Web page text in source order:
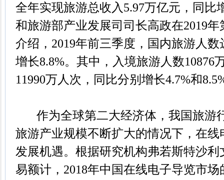
全年实现旅游总收入5.97万亿元，同比
和旅游部产业发展司司长高政在2019
介绍，2019年前三季度，国内旅游人数
增长8.8%。其中，入境旅游人数10876
11990万人次，同比分别增长4.7%和
作为全球第二大经济体，我国旅游
旅游产业规模不断扩大的情况下，在
发展机遇。根据研究机构弗若斯特沙
易额计，2018年中国在线电子导览市